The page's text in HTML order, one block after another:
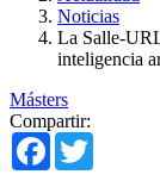
Noticias
La Salle-
inteligencia
Másters
Compartir:
Facebook